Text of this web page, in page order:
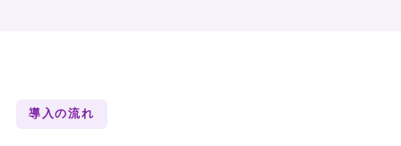
導入の流れ